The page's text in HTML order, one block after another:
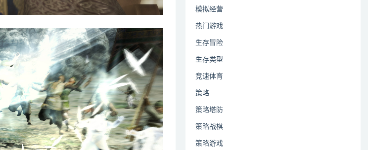
模拟经营
热门游戏
生存冒险
生存类型
竞速体育
策略
策略塔防
策略战棋
策略游戏